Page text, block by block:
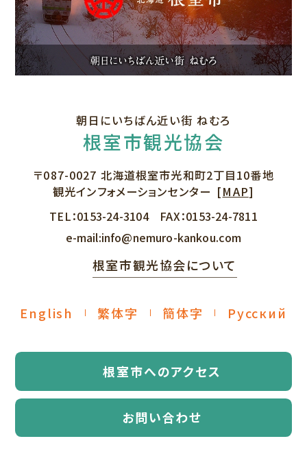
朝日にいちばん近い街 ねむろ
根室市観光協会
〒087-0027 北海道根室市光和町2丁目10番地
観光インフォメーションセンター [MAP]
TEL：0153-24-3104 FAX：0153-24-7811
e-mail:info@nemuro-kankou.com
根室市観光協会について
English 繁体字 簡体字 Русский
根室市へのアクセス
お問い合わせ